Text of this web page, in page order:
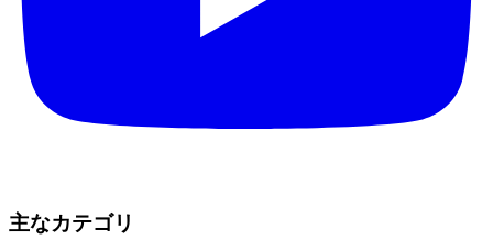
主なカテゴリ